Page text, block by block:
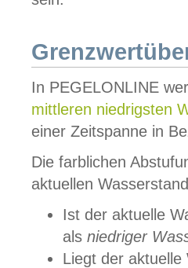
In PEGELONLINE
mittleren niedrigsten
einer Zeitspanne in
Die farblichen
aktuellen
Ist der aktuelle
als niedriger
Liegt der